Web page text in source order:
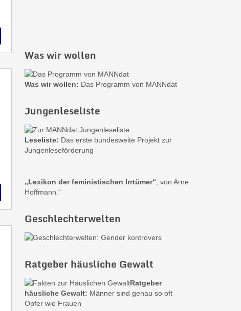
Was wir wollen
Was wir wollen: Das Programm von MANNdat
Jungenleseliste
Leseliste: Das erste bundesweite Projekt zur
Jungenleseförderung
„Lexikon der feministischen Irrtümer“ , von Arne
Hoffmann.“
Geschlechterwelten
Ratgeber häusliche Gewalt
Ratgeber
häusliche Gewalt: Männer sind genau so oft
Opfer wie Frauen